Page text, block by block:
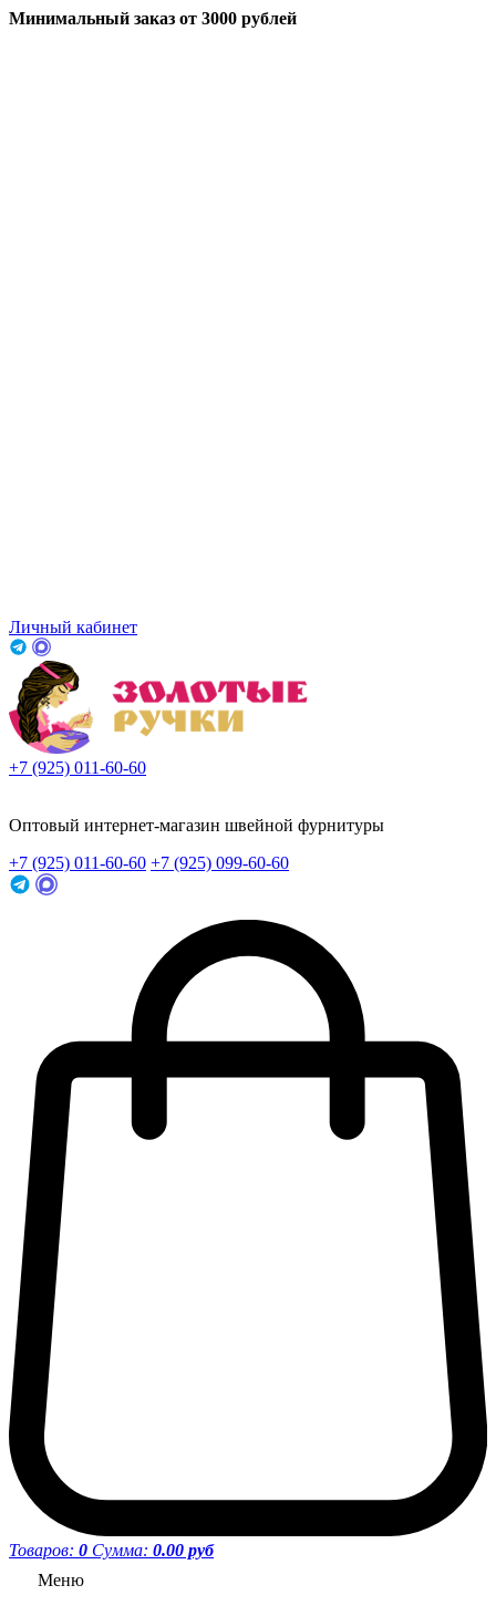
Минимальный заказ от 3000 рублей
Личный кабинет
+7 (925) 011-60-60
Оптовый интернет-магазин швейной фурнитуры
+7 (925) 011-60-60 +7 (925) 099-60-60
Товаров: 0 Сумма: 0.00 руб
Меню